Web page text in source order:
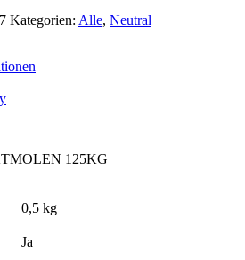
Kategorien: Alle, Neutral
125KG
0,5 kg
Ja